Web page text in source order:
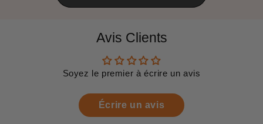
Avis Clients
Soyez le premier à écrire un avis
Écrire un avis